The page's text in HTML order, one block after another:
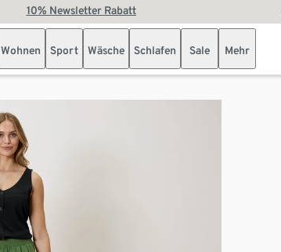
10% Newsletter Rabatt
Wohnen Sport Wäsche Schlafen Sale Mehr